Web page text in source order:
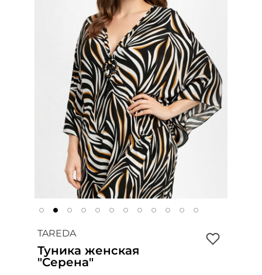
TAREDA
Туника женская
"Серена"